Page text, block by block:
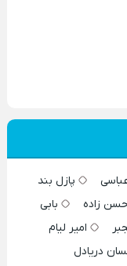
پازل بند
زاده
بابی
امیر لیام
دریادل